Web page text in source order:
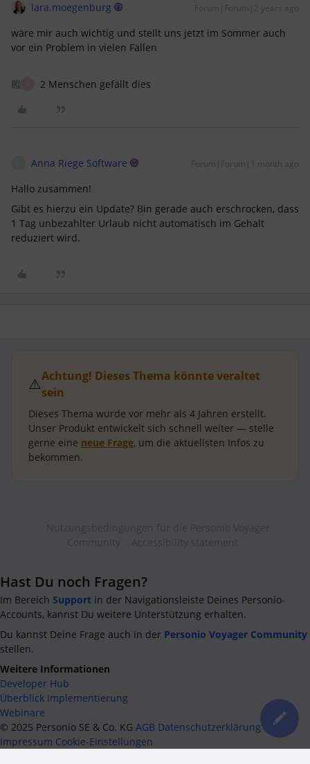
lara.moegenburg Forum|Forum|2 years ago
wäre mir auch wichtig und stellt uns jetzt im Sommer auch
vor ein Problem in vielen Fällen
2 Menschen gefällt dies
Anna Riege Software Forum|Forum|1 month ago
Hallo zusammen!
Gibt es hierzu ein Update? Bin gerade auch erschrocken, dass
1 Tag unbezahlter Urlaub nicht automatisch im Gehalt
reduziert wird.
⚠️Achtung! Dieses Thema könnte veraltet
sein
Dieses Thema wurde vor mehr als 4 Jahren erstellt.
Unser Produkt entwickelt sich schnell weiter — stelle
gerne eine neue Frage, um die aktuellsten Infos zu
bekommen.
Hast Du noch Fragen?
Im Bereich Support in der Navigationsleiste Deines Personio-
Accounts, kannst Du weitere Unterstützung erhalten.
Du kannst Deine Frage auch in der Personio Voyager Community
stellen.
Weitere Informationen
Developer Hub
Überblick Implementierung
Webinare
© 2025 Personio SE & Co. KG AGB Datenschutzerklärung
Impressum Cookie-Einstellungen